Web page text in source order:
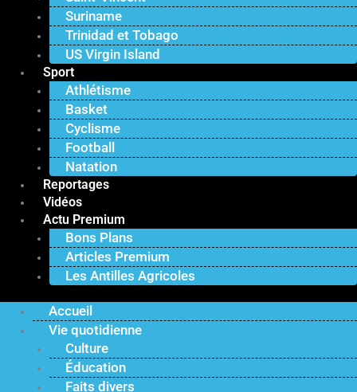
Suriname
Trinidad et Tobago
US Virgin Island
Sport
Athlétisme
Basket
Cyclisme
Football
Natation
Reportages
Vidéos
Actu Premium
Bons Plans
Articles Premium
Les Antilles Agricoles
Accueil
Vie quotidienne
Culture
Éducation
Faits divers